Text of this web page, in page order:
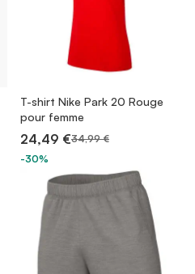
T-shirt Nike Park 20 Rouge
pour femme
24,49 €34,99 €
-30%